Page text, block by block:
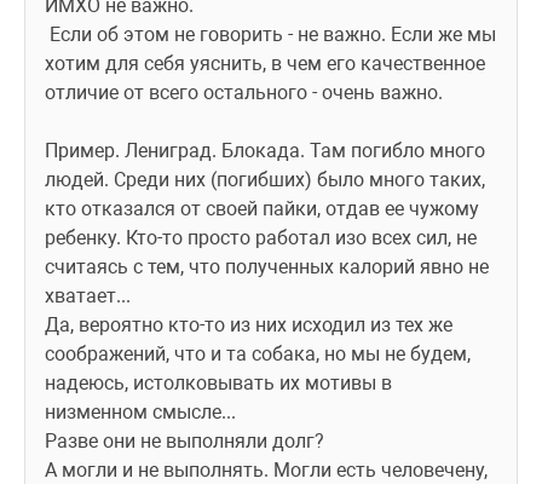
ИМХО не важно.
хотим для себя уяснить, в чем его качественное
отличие от всего остального - очень важно.
Пример. Лениград. Блокада. Там погибло много
людей. Среди них (погибших) было много таких,
кто отказался от своей пайки, отдав ее чужому
ребенку. Кто-то просто работал изо всех сил, не
считаясь с тем, что полученных калорий явно не
хватает...
Да, вероятно кто-то из них исходил из тех же
соображений, что и та собака, но мы не будем,
надеюсь, истолковывать их мотивы в
низменном смысле...
Разве они не выполняли долг?
А могли и не выполнять. Могли есть человечену,